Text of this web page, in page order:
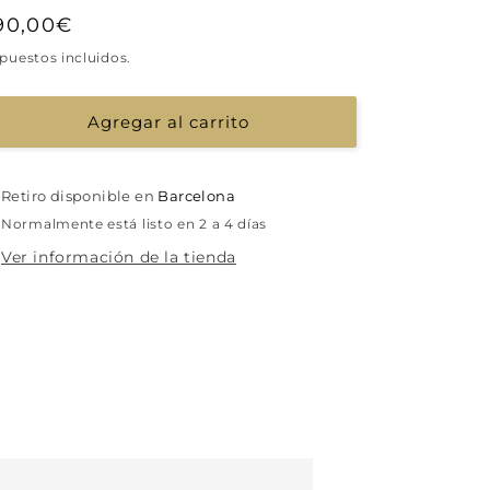
incluidos.
Agregar al carrito
Retiro disponible en Barcelona
Normalmente está listo en 2 a 4 días
Ver información de la tienda